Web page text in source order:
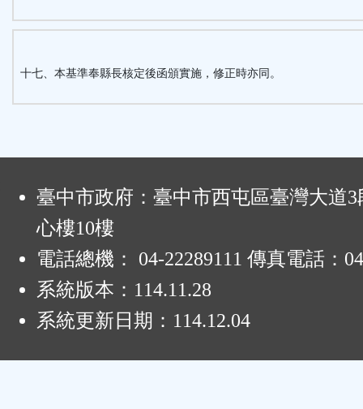
十七、本基準奉縣長核定後函頒實施，修正時亦同。
臺中市政府：臺中市西屯區臺灣大道3
心樓10樓
電話總機： 04-22289111 傳真電話：
系統版本： 114.11.28
系統更新日期： 114.12.04